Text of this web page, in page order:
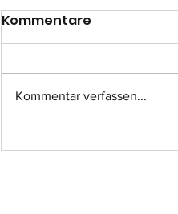
Einsatz-Nr.: 057
Kommentare
Kommentar verfassen...